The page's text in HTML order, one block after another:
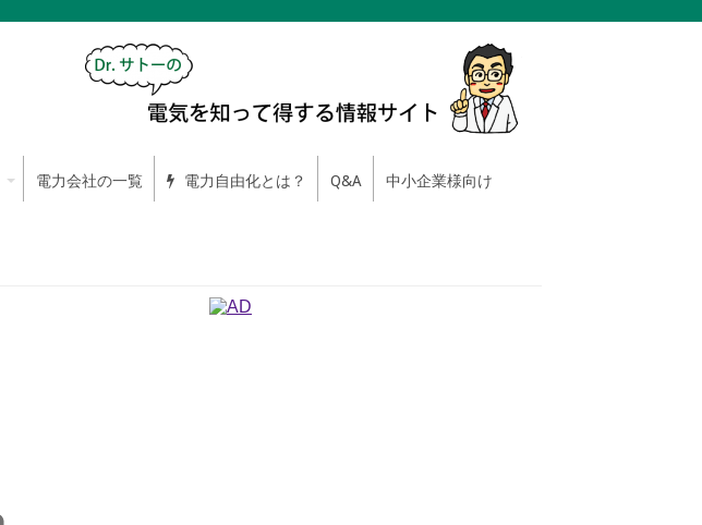
電力会社の一覧 電力自由化とは？ Q&A 中小企業様向け